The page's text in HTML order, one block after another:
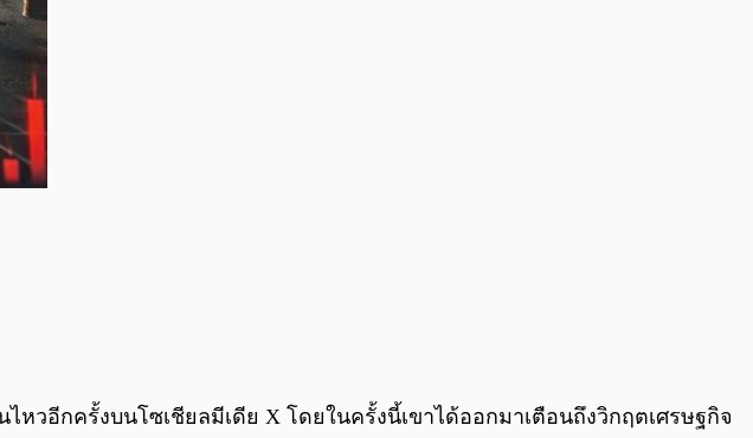
0:00
ไหวอีกครั้งบนโซเชียลมีเดีย X โดยในครั้งนี้เขาได้ออกมาเตือนถึงวิกฤตเศรษฐกิจ